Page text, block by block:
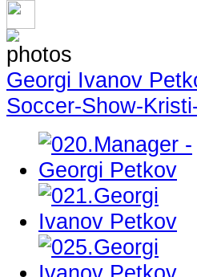
Georgi Ivanov
Soccer-Show-